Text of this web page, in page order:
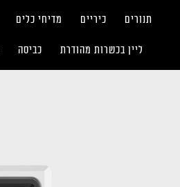
תנורים כיריים מדיחי כלים
ליין בכשרות מהודרת כביסה